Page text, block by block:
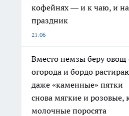
кофейнях — и к чаю, и на
праздник
21:06
Вместо пемзы беру овощ
огорода и бордо
даже «каменные» пятки
снова мягкие и розовые,
молочные поросята